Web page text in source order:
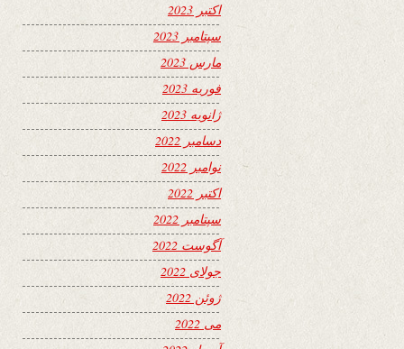
اکتبر 2023
سپتامبر 2023
مارس 2023
فوریه 2023
ژانویه 2023
دسامبر 2022
نوامبر 2022
اکتبر 2022
سپتامبر 2022
آگوست 2022
جولای 2022
ژوئن 2022
می 2022